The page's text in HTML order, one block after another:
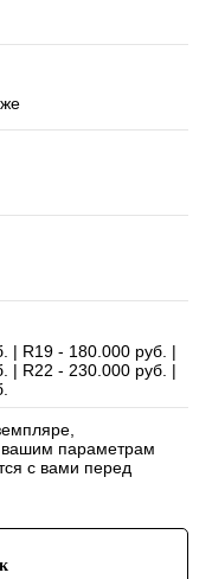
| R19 - 180.000 руб. |
| R22 - 230.000 руб. |
вашим параметрам
с вами перед